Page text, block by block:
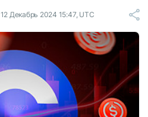
12 Декабрь 2024 15:47, UTC